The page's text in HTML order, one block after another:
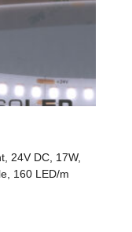
24V DC, 17W,
160 LED/m